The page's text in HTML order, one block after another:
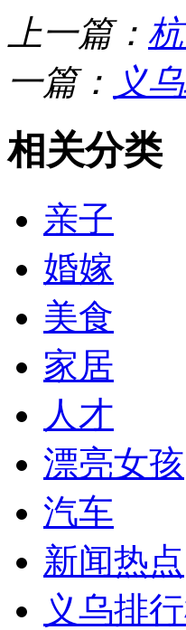
上一篇：
一篇： 义
相关分类
亲子
婚嫁
美食
家居
人才
漂亮女孩
汽车
新闻热点
义乌排